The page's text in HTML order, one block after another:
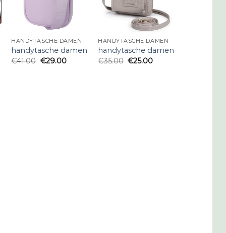
HANDYTASCHE DAMEN
handytasche damen
€41.00 €29.00
HANDYTASCHE DAMEN
handytasche damen
€35.00 €25.00